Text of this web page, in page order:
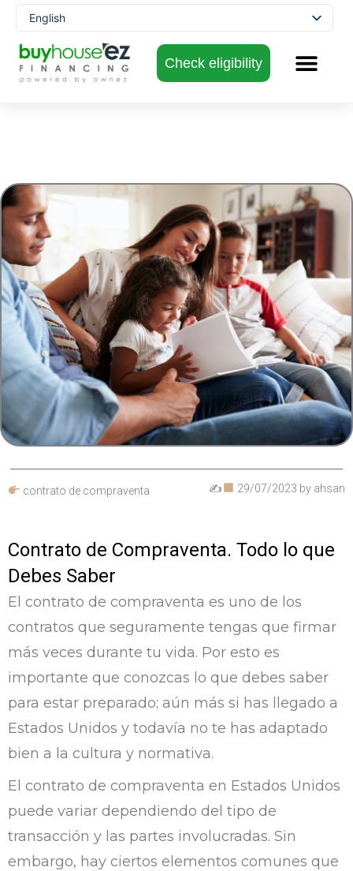
Skip
content
Check eligibility
English
Spanish
contrato de compraventa ✍ 29/07/2023 by ahsan
Contrato de Compraventa. Todo lo que
Debes Saber
El contrato de compraventa es uno de los
contratos que seguramente tengas que firmar
más veces durante tu vida. Por esto es
importante que conozcas lo que debes saber
para estar preparado; aún más si has llegado a
Estados Unidos y todavía no te has adaptado
bien a la cultura y normativa.
El contrato de compraventa en Estados Unidos
puede variar dependiendo del tipo de
transacción y las partes involucradas. Sin
embargo, hay ciertos elementos comunes que